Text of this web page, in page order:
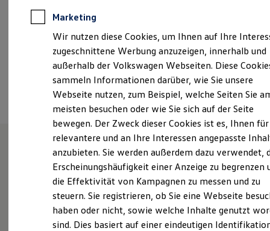
Reparatur & Service
Sommer-Special
Reparatur, Pflege & Inspektion
Servicetermin anfragen
Service-Vorteile bei Volkswagen Nutzfahrzeuge
ServicePlus
Economy Service
Räder & Reifen Service
Ersatzfahrzeuge
Notdienst und Pannenhilfe
Software, Konnektivität & Apps
California App
VW Connect für Ihren Transporter/Caravelle
VW Connect für Ihren Amarok
VW Connect für andere Modelle
Fleet Interface Data
Multistop Pathfinder
Übersicht Software Updates
+49 6151 1086
Ansprechpartner
Termin vereinbaren
Unsere Leistungenim
Überblick
Service
Marketing
Wir nutzen diese Cookies, um Ihnen auf Ihre
zugeschnittene Werbung anzuzeigen, innerhalb und
außerhalb der Volkswagen Webseiten. Diese
sammeln Informationen darüber, wie Sie unsere
Webseite nutzen, zum Beispiel, welche Seiten Sie
meisten besuchen oder wie Sie sich auf der Seite
bewegen. Der Zweck dieser Cookies ist es, Ihnen für
relevantere und an Ihre Interessen angepasste
anzubieten. Sie werden außerdem dazu verwendet,
Erscheinungshäufigkeit einer Anzeige zu begrenzen
die Effektivität von Kampagnen zu messen und zu
steuern. Sie registrieren, ob Sie eine Webseite
haben oder nicht, sowie welche Inhalte genutzt
sind. Dies basiert auf einer eindeutigen